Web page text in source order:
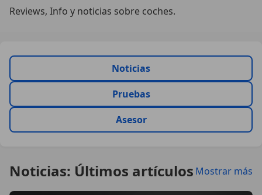
Reviews, Info y noticias sobre coches.
Noticias
Pruebas
Asesor
Noticias: Últimos artículos Mostrar más